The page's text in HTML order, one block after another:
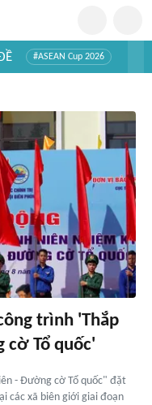
#ASEAN Cup 2026
trình 'Thắp
Tổ quốc'
- Đường cờ Tổ quốc" đặt
các xã biên giới giai đoạn